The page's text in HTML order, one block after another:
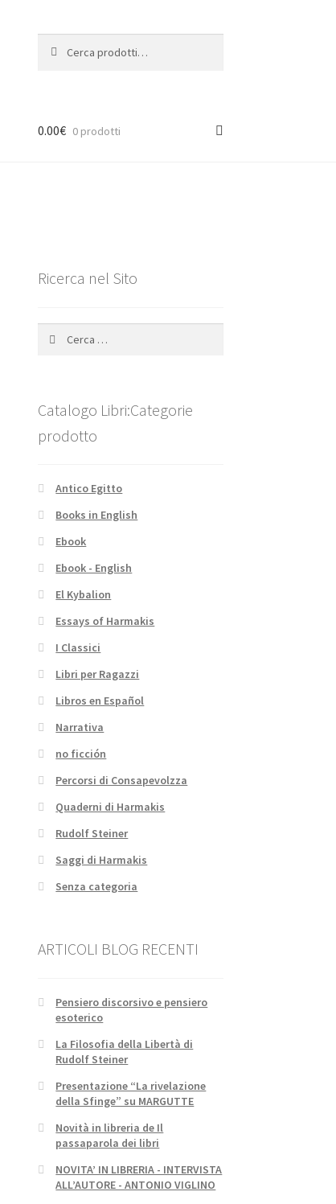
0.00€ 0 prodotti
Ricerca nel Sito
Catalogo Libri:Categorie
prodotto
Antico Egitto
Books in English
Ebook
Ebook - English
El Kybalion
Essays of Harmakis
I Classici
Libri per Ragazzi
Libros en Español
Narrativa
no ficción
Percorsi di Consapevolzza
Quaderni di Harmakis
Rudolf Steiner
Saggi di Harmakis
Senza categoria
ARTICOLI BLOG RECENTI
Pensiero discorsivo e pensiero
esoterico
La Filosofia della Libertà di
Rudolf Steiner
Presentazione “La rivelazione
della Sfinge” su MARGUTTE
Novità in libreria de Il
passaparola dei libri
NOVITA’ IN LIBRERIA - INTERVISTA
ALL’AUTORE - ANTONIO VIGLINO